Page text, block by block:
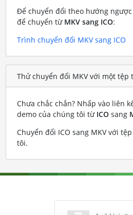
Để chuyển đổi theo hướng
để chuyển từ MKV sang ICO:
Trình chuyển đổi MKV sang ICO
Thử chuyển đổi MKV với một tệp
Chưa chắc chắn? Nhấp vào liên
demo của chúng tôi từ ICOsang
Chuyển đổi ICO sang MKV với
tôi.